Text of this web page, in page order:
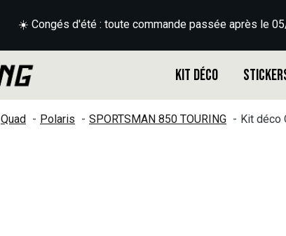
☀️ Congés d'été : toute commande passée après le
Kit déco
Quad Polaris SPORTSMAN 850 TOURING Kit déco